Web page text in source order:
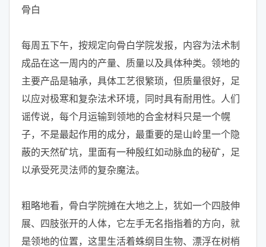
骨白
每周五下午，按规定向骨白学院发报，内容为法术制
成品在这一周内的产量、质量以及具体种类。领地的
主要产品是轴承，具体工艺很繁琐，但质量很好，足
以应对极寒和复杂法术环境，同时具有耐用性。人们
谣传说，每个月运输到领地的合金材料只是一个幌
子，不是最起作用的成分，最重要的是山岭里一个隐
蔽的天然矿坑，里面有一种殷红如动脉血的秘矿，足
以承受死灵法师的复杂魔法。
粗略地看，骨白学院摊在大地之上，犹如一个四肢伸
展、四肢张开的人体，它左手无名指指着的方向，就
是领地的位置，这里生活着蛛纲目生物、漂浮在树梢